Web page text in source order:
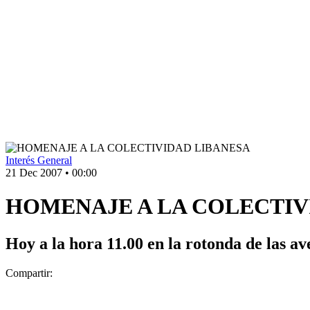
Interés General
21 Dec 2007 • 00:00
HOMENAJE A LA
Hoy a la hora 11.00 en la rotonda de las
Compartir: